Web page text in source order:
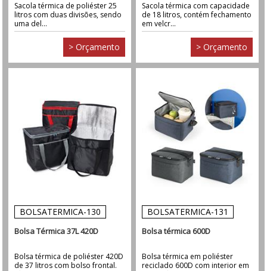
Sacola térmica de poliéster 25
litros com duas divisões, sendo
uma del...
> Orçamento
Sacola térmica com capacidade
de 18 litros, contém fechamento
em velcr...
> Orçamento
BOLSATERMICA-130
Bolsa Térmica 37L 420D
Bolsa térmica de poliéster 420D
de 37 litros com bolso frontal.
BOLSATERMICA-131
Bolsa térmica 600D
Bolsa térmica em poliéster
reciclado 600D com interior em